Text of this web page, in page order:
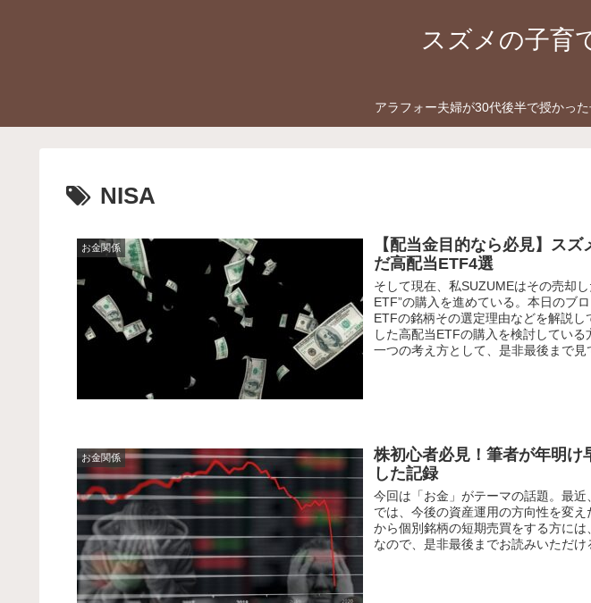
スズメの子育
アラフォー夫婦が30代後半で授かっ
NISA
お金関係
【配当金目的なら必見】ス
だ高配当ETF4選
そして現在、私SUZUMEはその売却
ETF”の購入を進めている。本日のブ
ETFの銘柄その選定理由などを解説し
した高配当ETFの購入を検討している
一つの考え方として、是非最後まで見
お金関係
株初心者必見！筆者が年明け
した記録
今回は「お金」がテーマの話題。最
では、今後の資産運用の方向性を変
から個別銘柄の短期売買をする方に
なので、是非最後までお読みいただけ